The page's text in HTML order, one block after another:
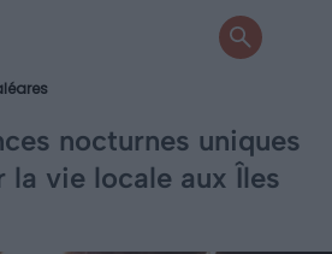
nocturnes uniques
la vie locale aux Îles